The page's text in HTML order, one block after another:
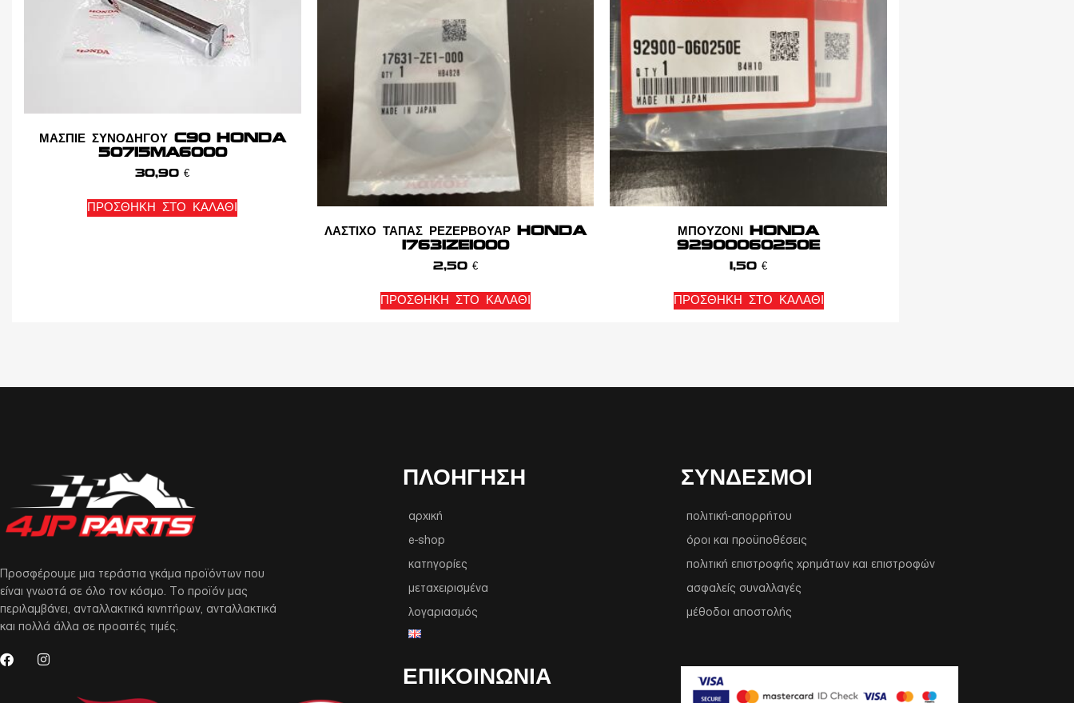
ΜΑΣΠΙΕ ΣΥΝΟΔΗΓΟΥ C90 HONDA
50715MA6000
30,90€
ΠΡΟΣΘΉΚΗ ΣΤΟ ΚΑΛΆΘΙ
ΛΑΣΤΙΧΟ ΤΑΠΑΣ ΡΕΖΕΡΒΟΥΑΡ HONDA
17631ZE1000
2,50 €
ΠΡΟΣΘΉΚΗ ΣΤΟ ΚΑΛΆΘΙ
ΜΠΟΥΖΟΝΙ HONDA
92900060250E
1,50€
ΠΡΟΣΘΉΚΗ ΣΤΟ ΚΑΛΆΘΙ
Προσφέρουμε μια τεράστια γκάμα προϊόντων που
είναι γνωστά σε όλο τον κόσμο. Το προϊόν μας
περιλαμβάνει, ανταλλακτικά κινητήρων, ανταλλακτικά
και πολλά άλλα σε προσιτές τιμές.
ΠΛΟΉΓΗΣΗ
αρχική
e-shop
κατηγορίες
μεταχειρισμένα
λογαριασμός
ΣΥΝΔΕΣΜΟΙ
πολιτική-απορρήτου
όροι και προϋποθέσεις
πολιτική επιστροφής χρημάτων και επιστροφών
ασφαλείς συναλλαγές
μέθοδοι αποστολής
ΕΠΙΚΟΙΝΩΝΙΑ